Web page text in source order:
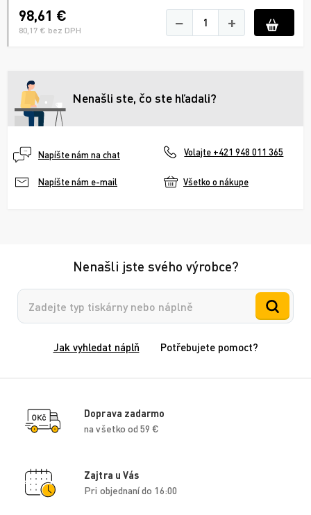
98,61 €
80,17 € bez DPH − +
Nenašli ste, čo ste hľadali?
Napíšte nám na chat Volajte +421 948 011 365
Napíšte nám e-mail Všetko o nákupe
Nenašli jste svého výrobce?
Vyhledávání
Jak vyhledat náplň Potřebujete pomoct?
Doprava zadarmo
na všetko od 59 €
Zajtra u Vás
Pri objednaní do 16:00